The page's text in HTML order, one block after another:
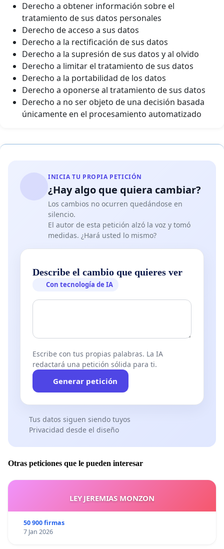
Derecho a obtener información sobre el
tratamiento de sus datos personales
Derecho de acceso a sus datos
Derecho a la rectificación de sus datos
Derecho a la supresión de sus datos y al olvido
Derecho a limitar el tratamiento de sus datos
Derecho a la portabilidad de los datos
Derecho a oponerse al tratamiento de sus datos
Derecho a no ser objeto de una decisión basada
únicamente en el procesamiento automatizado
INICIA TU PROPIA PETICIÓN
¿Hay algo que quiera cambiar?
Los cambios no ocurren quedándose en
silencio.
El autor de esta petición alzó la voz y tomó
medidas. ¿Hará usted lo mismo?
Describe el cambio que quieres ver
Con tecnología de IA
Escribe con tus propias palabras. La IA
redactará una petición sólida para ti.
Generar petición
Tus datos siguen siendo tuyos
Privacidad desde el diseño
Otras peticiones que le pueden interesar
LEY JEREMIAS MONZON
50 900 firmas
7 Jan 2026